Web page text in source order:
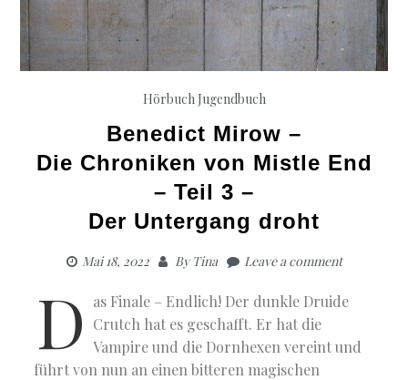
Hörbuch Jugendbuch
Benedict Mirow –
Die Chroniken von Mistle End
– Teil 3 –
Der Untergang droht
Mai 18, 2022 ByTina Leave a comment
D
as Finale – Endlich! Der dunkle Druide
Crutch hat es geschafft. Er hat die
Vampire und die Dornhexen vereint und
führt von nun an einen bitteren magischen